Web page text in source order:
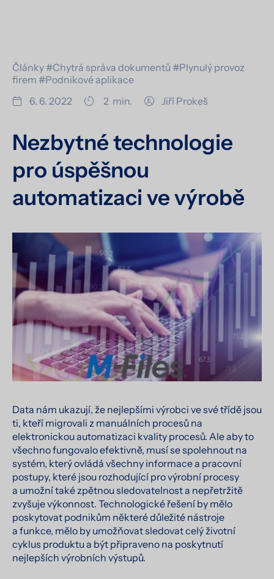
Články #Chytrá správa dokumentů #Plynulý provoz
firem #Podnikové aplikace
6. 6. 2022
2 min. Jiří Prokeš
Nezbytné technologie
pro úspěšnou
automatizaci ve výrobě
Data nám ukazují, že nejlepšími výrobci ve své třídě jsou
ti, kteří migrovali z manuálních procesů na
elektronickou automatizaci kvality procesů. Ale aby to
všechno fungovalo efektivně, musí se spolehnout na
systém, který ovládá všechny informace a pracovní
postupy, které jsou rozhodující pro výrobní procesy
a umožní také zpětnou sledovatelnost a nepřetržitě
zvyšuje výkonnost. Technologické řešení by mělo
poskytovat podnikům některé důležité nástroje
a funkce, mělo by umožňovat sledovat celý životní
cyklus produktu a být připraveno na poskytnutí
nejlepších výrobních výstupů.